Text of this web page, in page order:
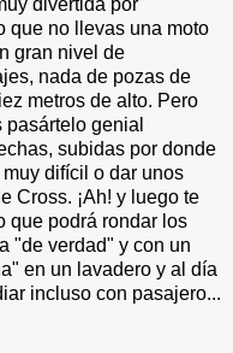
que no llevas una moto
gran nivel de
nada de pozas de
metros de alto. Pero
genial
subidas por donde
difícil o dar unos
Cross. ¡Ah! y luego te
que podrá rondar los
"de verdad" y con un
en un lavadero y al día
incluso con pasajero...